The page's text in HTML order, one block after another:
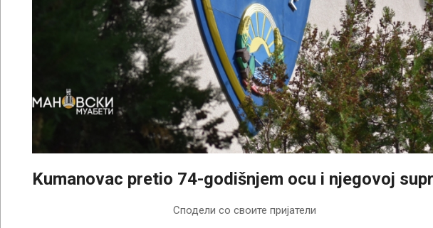
Kumanovac pretio 74-godišnjem ocu i njegovoj
Сподели со своите пријатели